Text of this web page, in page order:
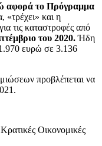
αφορά το Πρόγραμμα
και η
τις καταστροφές από
του 2020.Ήδη
ευρώ σε 3.136
προβλέπεται να
Οικονομικές